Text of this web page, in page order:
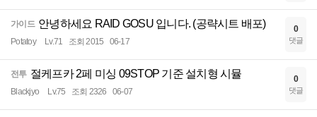
가이드 안녕하세요 RAID GOSU 입니다. (공략시트 배포)
Potatoy Lv.71 조회 2015 06-17
0
댓글
전투 절케프카 2페 미싱 09STOP 기준 설치형 시뮬
Blackjyo Lv.75 조회 2326 06-07
0
댓글